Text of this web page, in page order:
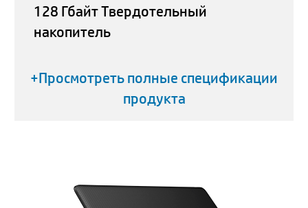
128 Гбайт Твердотельный
накопитель
+Просмотреть полные спецификации
продукта